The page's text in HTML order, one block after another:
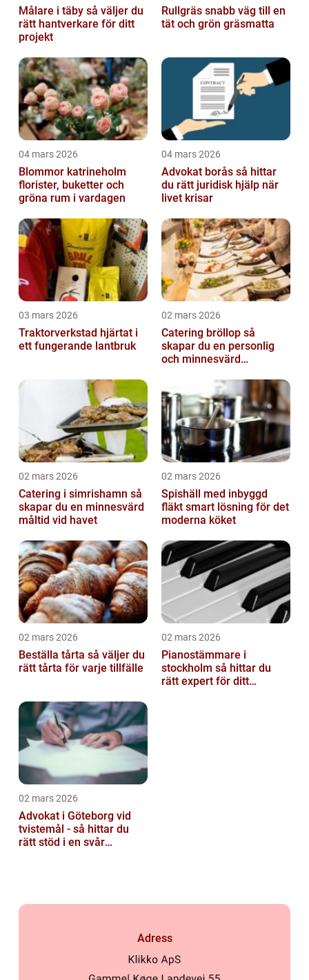
Målare i täby så väljer du
rätt hantverkare för ditt
projekt
Rullgräs snabb väg till en
tät och grön gräsmatta
04 mars 2026
Blommor katrineholm
florister, buketter och
gröna rum i vardagen
04 mars 2026
Advokat borås så hittar
du rätt juridisk hjälp när
livet krisar
03 mars 2026
Traktorverkstad hjärtat i
ett fungerande lantbruk
02 mars 2026
Catering bröllop så
skapar du en personlig
och minnesvärd
02 mars 2026
Catering i simrishamn så
skapar du en minnesvärd
måltid vid havet
02 mars 2026
Spishäll med inbyggd
fläkt smart lösning för det
moderna köket
02 mars 2026
Beställa tårta så väljer du
rätt tårta för varje tillfälle
02 mars 2026
Pianostämmare i
stockholm så hittar du
rätt expert för ditt
02 mars 2026
Advokat i Göteborg vid
tvistemål - så hittar du
rätt stöd i en svår
Adress